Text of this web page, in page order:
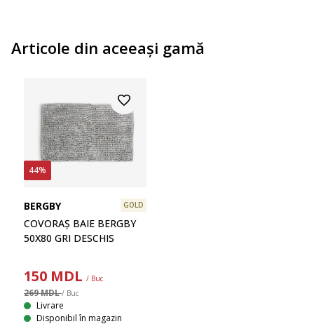
Articole din aceeaşi gamă
44%
BERGBY GOLD
COVORAȘ BAIE BERGBY
50X80 GRI DESCHIS
150 MDL / Buc
269 MDL/ Buc
Livrare
Disponibil în magazin